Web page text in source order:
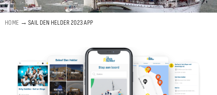
HOME →SAIL DEN HELDER 2023 APP